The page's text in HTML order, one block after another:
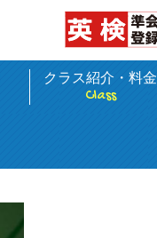
クラス紹介・料金
Class